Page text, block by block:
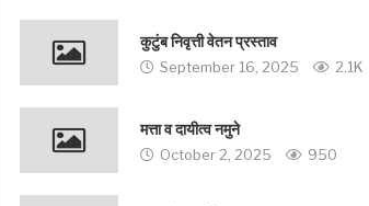
कुटुंब निवृत्ती वेतन प्रस्ताव
September 16, 2025 2.1K
मत्ता व दायीत्व नमुने
October 2, 2025 950